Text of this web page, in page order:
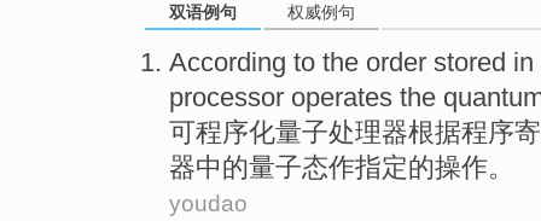
双语例句 权威例句
According to the order stored in
processor operates the
可程序化量子处理器根据程序
器中的量子态作指定的操作。
youdao